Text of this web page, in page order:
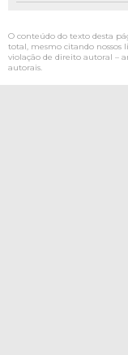
O conteúdo do texto desta
total, mesmo citando nossos
violação de direito autoral –
autorais.